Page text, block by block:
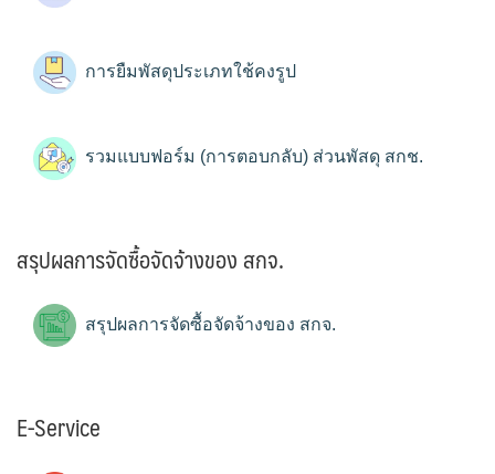
การยืมพัสดุประเภทใช้คงรูป
รวมแบบฟอร์ม (การตอบกลับ) ส่วนพัสดุ สกช.
สรุปผลการจัดซื้อจัดจ้างของ สกจ.
สรุปผลการจัดซื้อจัดจ้างของ สกจ.
E-Service